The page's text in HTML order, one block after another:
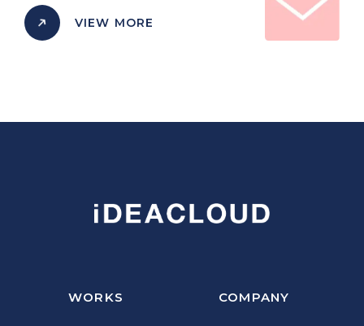
VIEW MORE
WORKS COMPANY